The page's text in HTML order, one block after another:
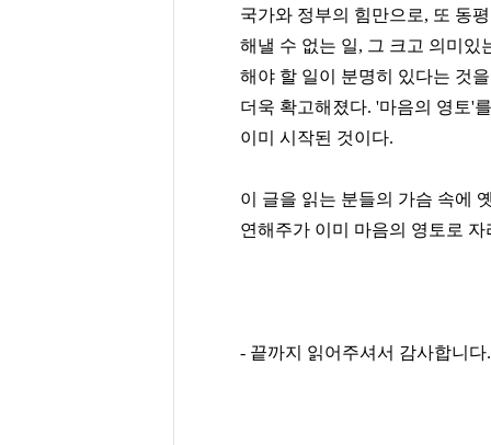
국가와 정부의 힘만으로, 또 동
해낼 수 없는 일, 그 크고 의미있
해야 할 일이 분명히 있다는 것
더욱 확고해졌다. '마음의 영토'
이미 시작된 것이다.
이 글을 읽는 분들의 가슴 속에
연해주가 이미 마음의 영토로
- 끝까지 읽어주셔서 감사합니